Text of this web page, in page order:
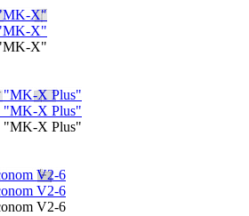
"MK-X"
X"
X"
"MK-X Plus"
"MK-X Plus"
"MK-X Plus"
V2-6
V2-6
V2-6